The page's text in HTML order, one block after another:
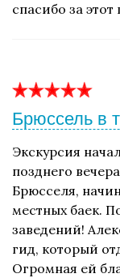
спасибо за
Брюссель в
Экскурсия
позднего
Брюсселя,
местных баек.
заведений!
гид, который
Огромная ей